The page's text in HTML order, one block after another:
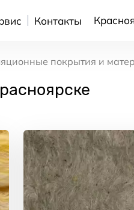
Контакты
покрытия и